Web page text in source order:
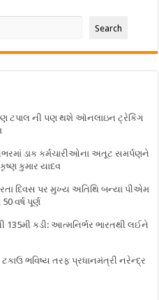
Search
ટપાલ ની પણ થશે ઑનલાઇન ટ્રેકિંગ
ડાક કર્મચારીઓના અતૂટ સમર્પણને
કુમાર યાદવ
દિવસ પર મુખ્ય અતિથિ બન્યા પીએમ
વર્ષ પૂર્ણ
135મી કડી: આત્મનિર્ભર ભારતથી લઈને
ટકાઉ ભવિષ્ય તરફ પ્રધાનમંત્રી નરેન્દ્ર